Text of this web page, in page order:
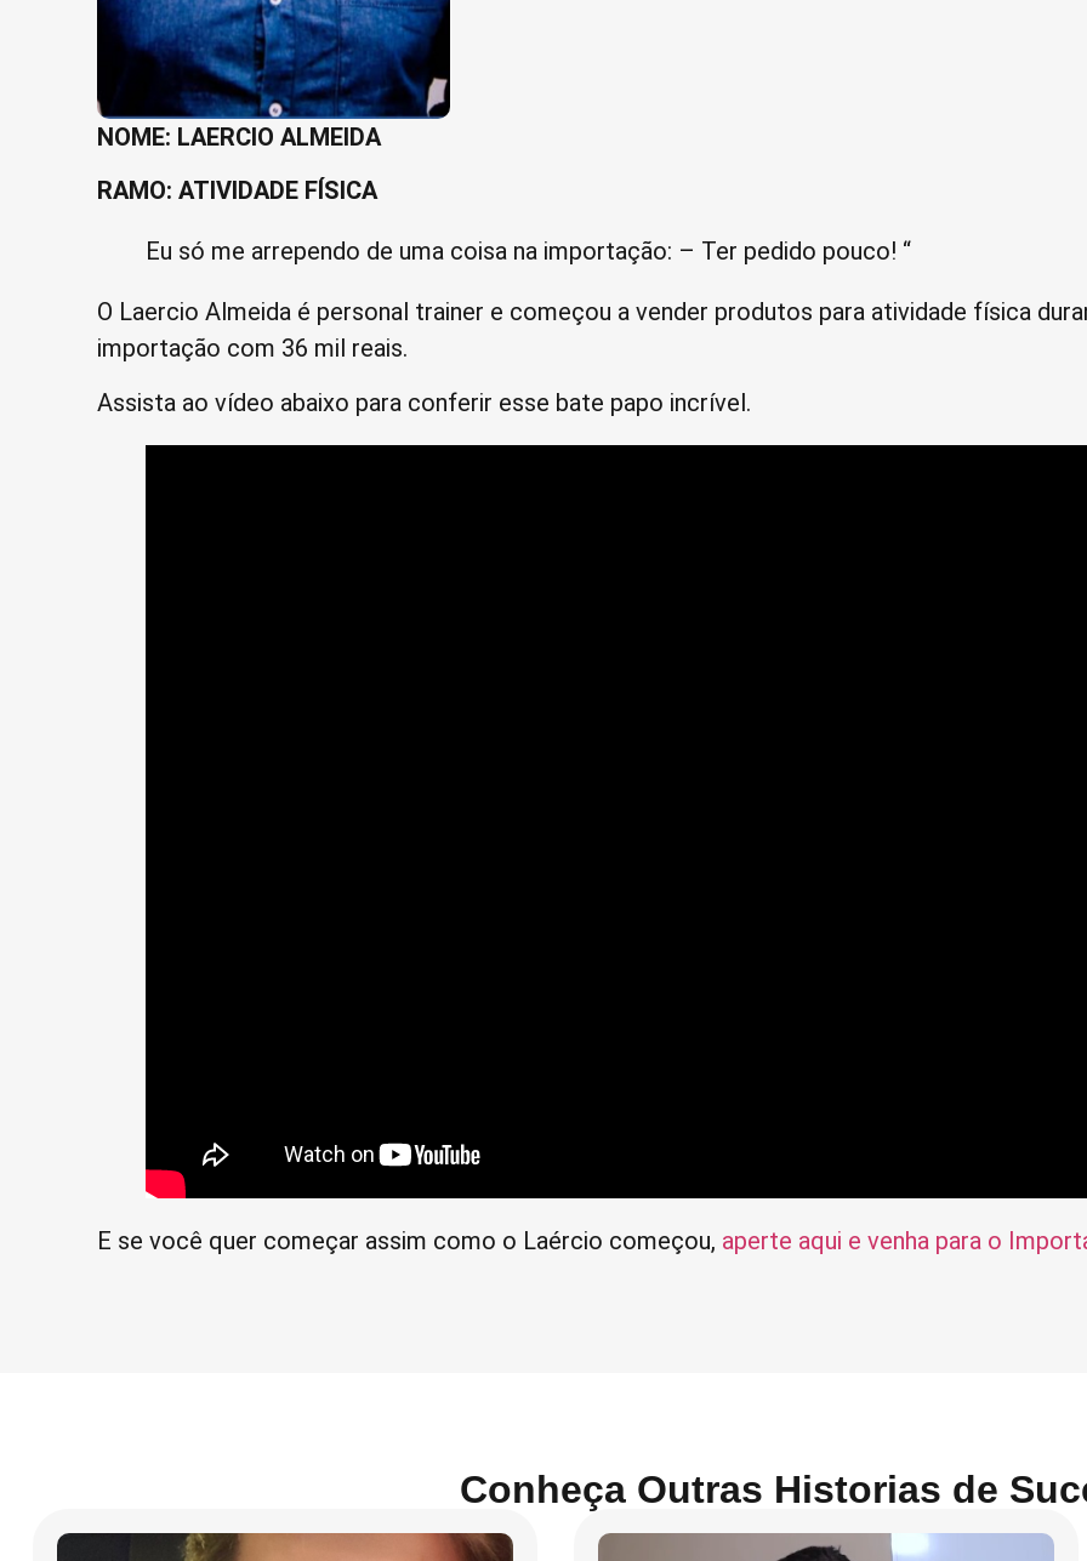
NOME: LAERCIO ALMEIDA
RAMO: ATIVIDADE FÍSICA
Eu só me arrependo de uma coisa na importação: – Ter pedido pouco! “
O Laercio Almeida é personal trainer e começou a vender produtos para atividade física
importação com 36 mil reais.
Assista ao vídeo abaixo para conferir esse bate papo incrível.
E se você quer começar assim como o Laércio começou, aperte aqui e venha para o
Conheça Outras Historias de